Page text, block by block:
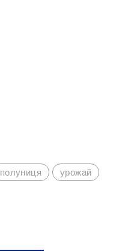
полуниця урожай